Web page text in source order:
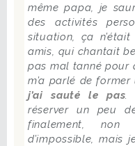
même papa, je
des activités
situation, ça
amis, qui chantait
pas mal tanné pour
m’a parlé de
j’ai sauté le pas.
réserver un peu
finalement,
d’impossible, mais